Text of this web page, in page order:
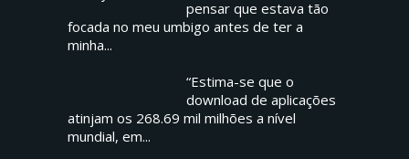
pensar que estava tão
focada no meu umbigo antes de ter a
minha...
“Estima-se que o
download de aplicações
atinjam os 268.69 mil milhões a nível
mundial, em...